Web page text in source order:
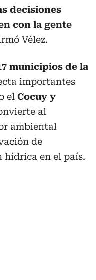
decisiones
con la gente
Vélez.
municipios de la
importantes
el Cocuy y
al
ambiental
de
hídrica en el país.